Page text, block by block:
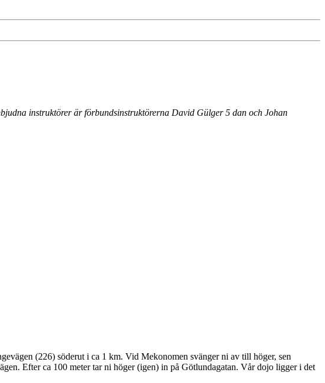
instruktörer är förbundsinstruktörerna David Gülger 5 dan och Johan
(226) söderut i ca 1 km. Vid Mekonomen svänger ni av till höger, sen
Efter ca 100 meter tar ni höger (igen) in på Götlundagatan. Vår dojo ligger i det